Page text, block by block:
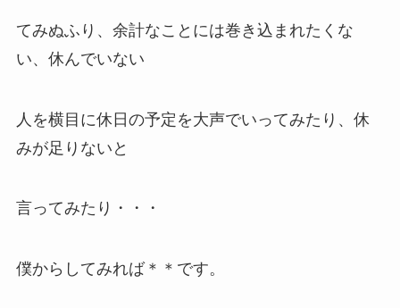
てみぬふり、余計なことには巻き込まれたくな
い、休んでいない
人を横目に休日の予定を大声でいってみたり、休
みが足りないと
言ってみたり・・・
僕からしてみれば＊＊です。